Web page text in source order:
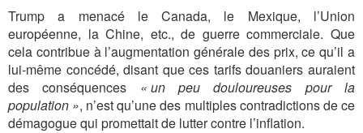
Trump a menacé le Canada, le Mexique, l’Union
européenne, la Chine, etc., de guerre commerciale. Que
cela contribue à l’augmentation générale des prix, ce qu’il a
lui-même concédé, disant que ces tarifs douaniers auraient
des conséquences « un peu douloureuses pour la
population », n’est qu’une des multiples contradictions de ce
démagogue qui promettait de lutter contre l’inflation.